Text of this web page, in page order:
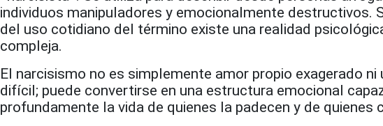
individuos manipuladores y emocionalmente destructivos.
del uso cotidiano del término existe una realidad
compleja.
El narcisismo no es simplemente amor propio exagerado ni
difícil; puede convertirse en una estructura emocional
profundamente la vida de quienes la padecen y de quienes